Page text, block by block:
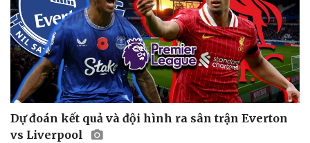
Dự đoán kết quả và đội hình ra sân trận Everton
vs Liverpool